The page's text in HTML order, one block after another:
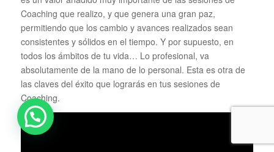
Coaching que realizo, y que genera una gran paz,
permitiendo que los cambio y avances realizados sean
consistentes y sólidos en el tiempo. Y por supuesto, en
todos los ámbitos de tu vida… Lo profesional, va
absolutamente de la mano de lo personal. Esta es otra de
las claves del éxito que lograrás en tus sesiones de
Coaching.